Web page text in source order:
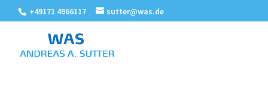
+49171 4966117 sutter@was.de